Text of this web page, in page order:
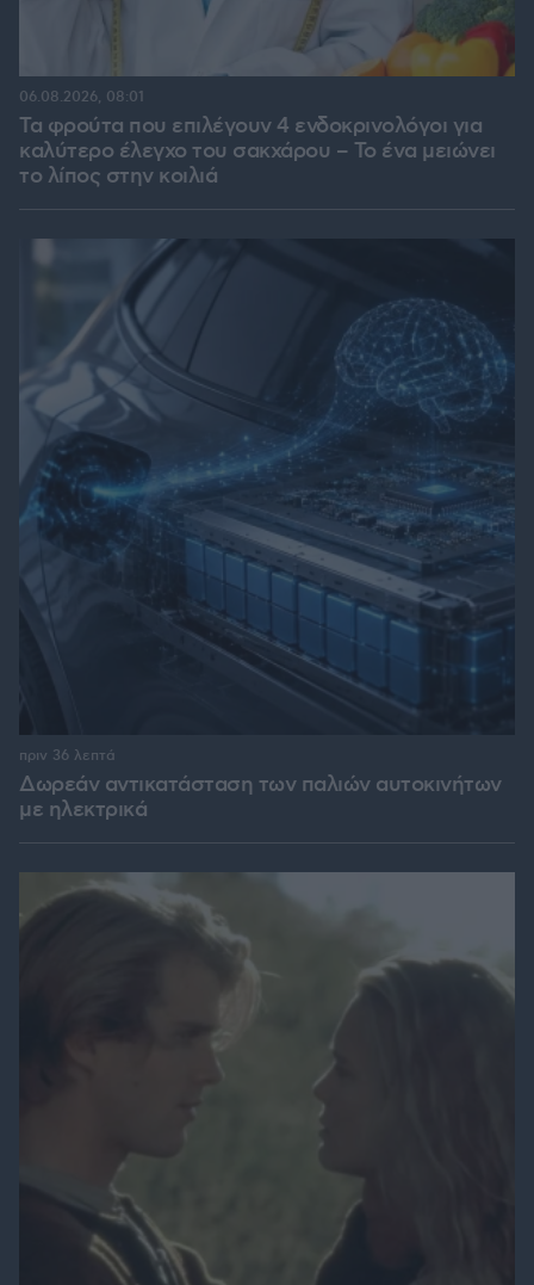
Τα φρούτα που επιλέγουν 4 ενδοκρινολόγοι για
καλύτερο έλεγχο του σακχάρου – Το ένα μειώνει
το λίπος στην κοιλιά
06.08.2026, 08:01
Δωρεάν αντικατάσταση των παλιών αυτοκινήτων
με ηλεκτρικά
πριν 36 λεπτά